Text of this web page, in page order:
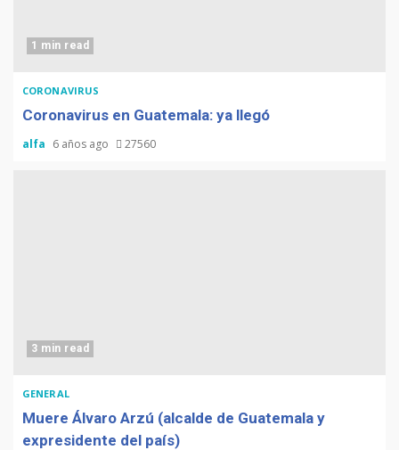
1 min read
CORONAVIRUS
Coronavirus en Guatemala: ya llegó
alfa 6 años ago 27560
3 min read
GENERAL
Muere Álvaro Arzú (alcalde de Guatemala y
expresidente del país)